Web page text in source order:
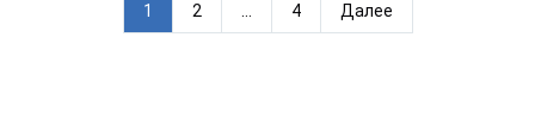
а
1 2 … 4 Далее